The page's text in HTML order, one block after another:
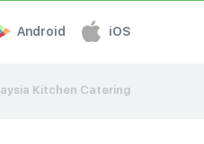
Android iOS
Kitchen Catering